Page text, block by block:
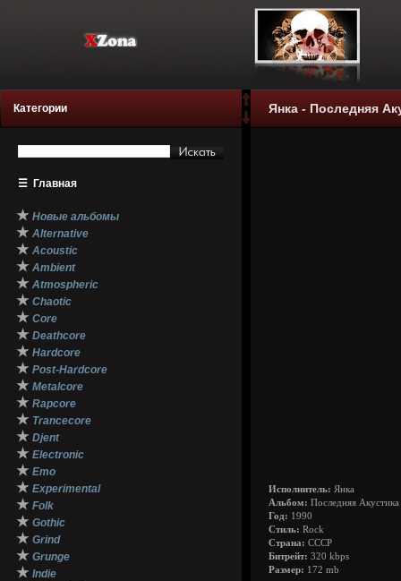
Категории
☰ Главная
★ Новые альбомы
★ Alternative
★ Acoustic
★ Ambient
★ Atmospheric
★ Chaotic
★ Core
★ Deathcore
★ Hardcore
★ Post-Hardcore
★ Metalcore
★ Rapcore
★ Trancecore
★ Djent
★ Electronic
★ Emo
★ Experimental
★ Folk
★ Gothic
★ Grind
★ Grunge
★ Indie
Янка - Последняя
Исполнитель: Янка
Альбом: Последняя
Год: 1990
Стиль: Rock
Страна: СССР
Битрейт: 320 kbps
Размер: 172 mb